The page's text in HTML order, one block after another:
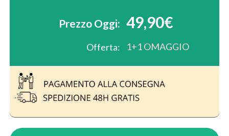
Prezzo Oggi: 49,90€
Offerta: 1+1 OMAGGIO